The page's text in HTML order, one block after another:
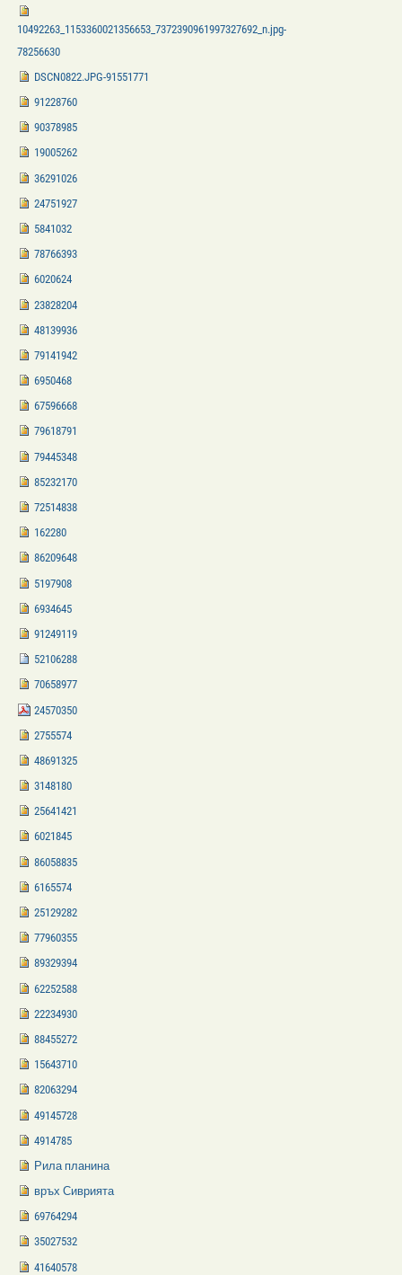
10492263_1153360021356653_7372390961997327692_n.jpg-
78256630
DSCN0822.JPG-91551771
91228760
90378985
19005262
36291026
24751927
5841032
78766393
6020624
23828204
48139936
79141942
6950468
67596668
79618791
79445348
85232170
72514838
162280
86209648
5197908
6934645
91249119
52106288
70658977
24570350
2755574
48691325
3148180
25641421
6021845
86058835
6165574
25129282
77960355
89329394
62252588
22234930
88455272
15643710
82063294
49145728
4914785
Рила планина
връх Сиврията
69764294
35027532
41640578